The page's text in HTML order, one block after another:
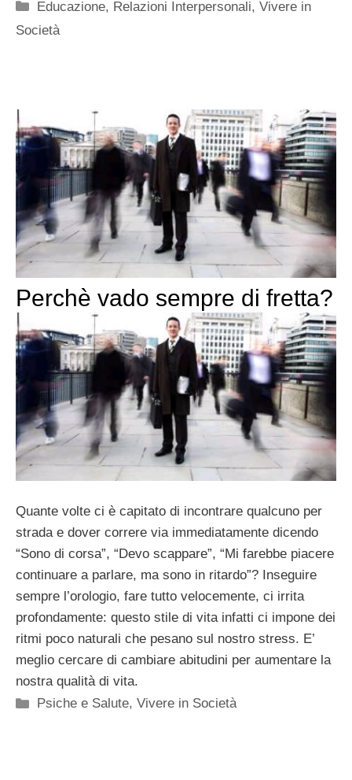
Categorie
Educazione, Relazioni Interpersonali,Vivere in
Società
Perchè vado sempre di fretta?
Quante volte ci è capitato di incontrare qualcuno per
strada e dover correre via immediatamente dicendo
“Sono di corsa”, “Devo scappare”, “Mi farebbe piacere
continuare a parlare, ma sono in ritardo”? Inseguire
sempre l’orologio, fare tutto velocemente, ci irrita
profondamente: questo stile di vita infatti ci impone dei
ritmi poco naturali che pesano sul nostro stress. E’
meglio cercare di cambiare abitudini per aumentare la
nostra qualità di vita.
Categorie
Psiche e Salute,Vivere in Società